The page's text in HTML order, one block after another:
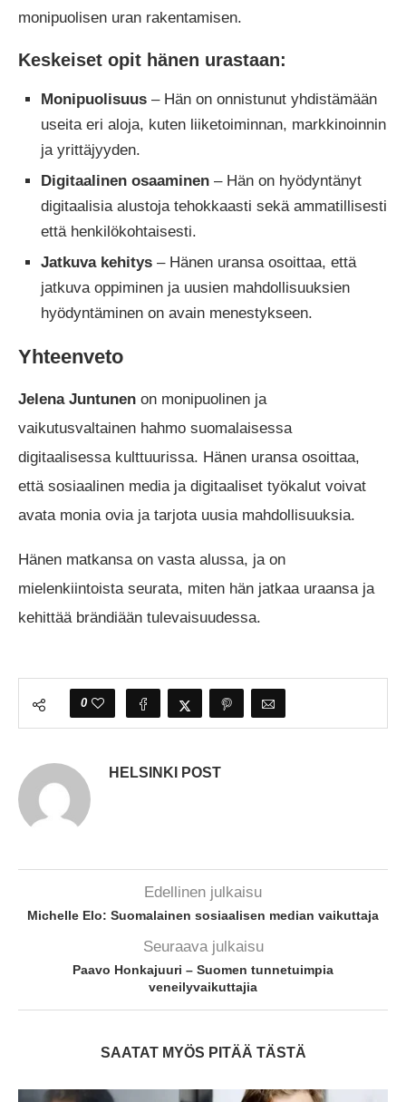
monipuolisen uran rakentamisen.
Keskeiset opit hänen urastaan:
Monipuolisuus – Hän on onnistunut yhdistämään
useita eri aloja, kuten liiketoiminnan, markkinoinnin
ja yrittäjyyden.
Digitaalinen osaaminen – Hän on hyödyntänyt
digitaalisia alustoja tehokkaasti sekä ammatillisesti
että henkilökohtaisesti.
Jatkuva kehitys – Hänen uransa osoittaa, että
jatkuva oppiminen ja uusien mahdollisuuksien
hyödyntäminen on avain menestykseen.
Yhteenveto
Jelena Juntunen on monipuolinen ja
vaikutusvaltainen hahmo suomalaisessa
digitaalisessa kulttuurissa. Hänen uransa osoittaa,
että sosiaalinen media ja digitaaliset työkalut voivat
avata monia ovia ja tarjota uusia mahdollisuuksia.
Hänen matkansa on vasta alussa, ja on
mielenkiintoista seurata, miten hän jatkaa uraansa ja
kehittää brändiään tulevaisuudessa.
0
HELSINKI POST
Edellinen julkaisu
Michelle Elo: Suomalainen sosiaalisen median vaikuttaja
Seuraava julkaisu
Paavo Honkajuuri – Suomen tunnetuimpia
veneilyvaikuttajia
SAATAT MYÖS PITÄÄ TÄSTÄ